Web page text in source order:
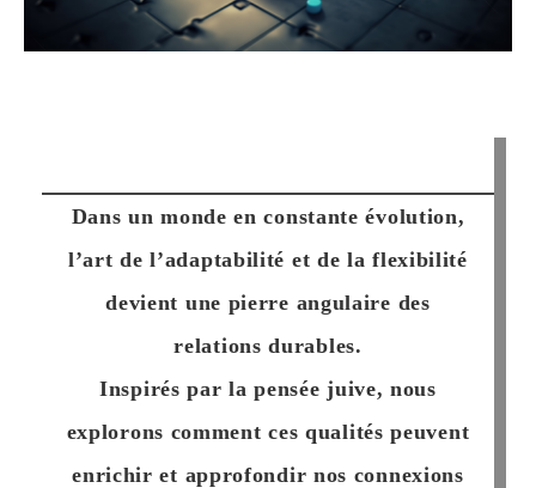
Dans un monde en constante évolution,
l’art de l’adaptabilité et de la flexibilité
devient une pierre angulaire des
relations durables.
Inspirés par la pensée juive, nous
explorons comment ces qualités peuvent
enrichir et approfondir nos connexions